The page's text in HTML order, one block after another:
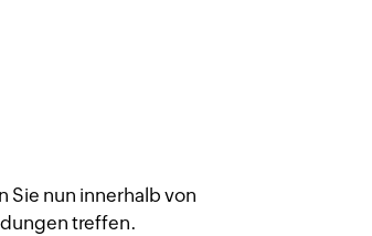
Sie nun innerhalb von
treffen.